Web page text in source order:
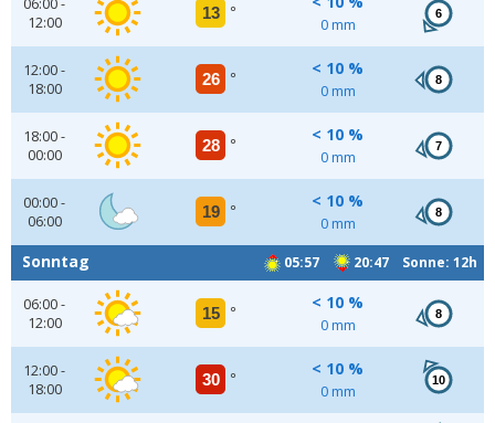
06:00 -
12:00
13 °
0 mm
6
12:00 -
18:00
26 °
< 10 %
0 mm
8
18:00 -
00:00
28 °
< 10 %
0 mm
7
00:00 -
06:00
19 °
< 10 %
0 mm
8
05:57 20:47 Sonne: 12h
Sonntag
06:00 -
12:00
15 °
< 10 %
0 mm
8
12:00 -
18:00
30 °
< 10 %
0 mm
10